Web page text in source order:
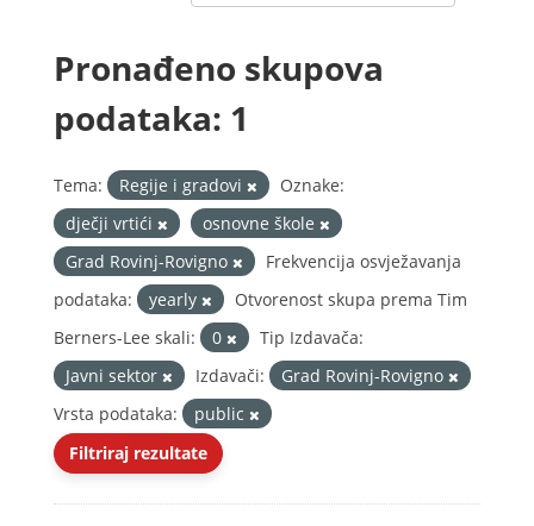
Pronađeno skupova
podataka: 1
Tema: Regije i gradovi
Oznake:
dječji vrtići
osnovne škole
Grad Rovinj-Rovigno
Frekvencija osvježavanja
podataka:
yearly
Otvorenost skupa prema Tim
Berners-Lee skali:
0
Tip Izdavača:
Javni sektor
Izdavači:
Grad Rovinj-Rovigno
Vrsta podataka:
public
Filtriraj rezultate